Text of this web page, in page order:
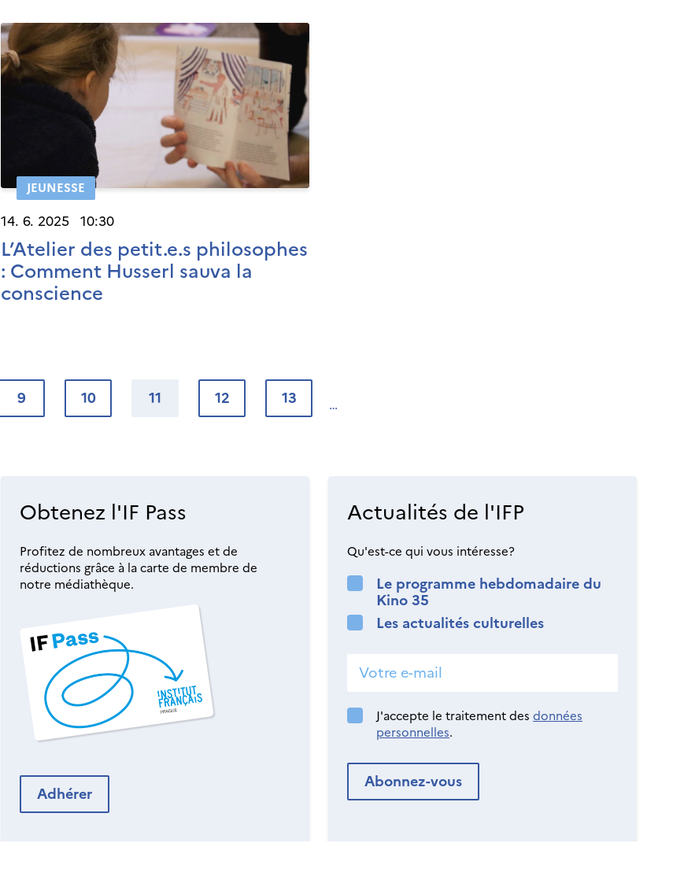
JEUNESSE
14. 6. 2025 10:30
L’Atelier des petit.e.s philosophes
: Comment Husserl sauva la
conscience
9 10 11 12 13
Obtenez l'IF Pass
Profitez de nombreux avantages et de
réductions grâce à la carte de membre de
notre médiathèque.
Adhérer
Actualités de l'IFP
Qu'est-ce qui vous intéresse?
Le programme hebdomadaire du
Kino 35
Les actualités culturelles
J'accepte le traitement des données
personnelles.